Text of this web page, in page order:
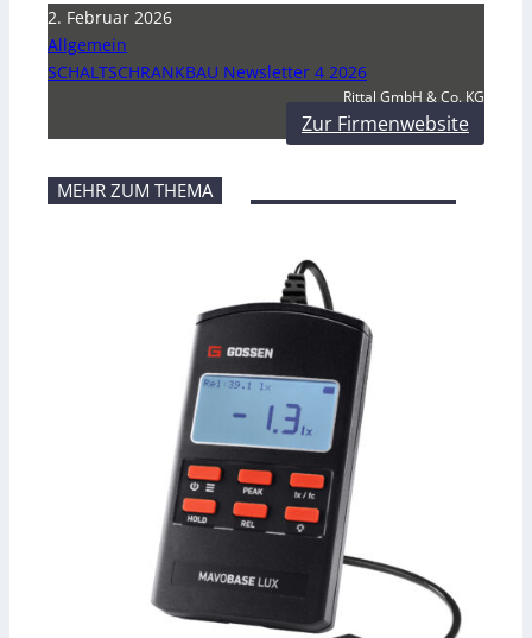
2. Februar 2026
Allgemein
SCHALTSCHRANKBAU Newsletter 4 2026
Rittal GmbH & Co. KG
Zur Firmenwebsite
MEHR ZUM THEMA